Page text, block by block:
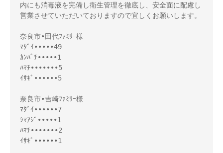
内にも消毒液を完備し衛生管理を徹底し、安全面に配慮し
営業させていただいておりますので宜しくお願いします。
奈良市•田代ﾌｧﾐﾘｰ様
ﾏﾀﾞｲ•••••49
ｶﾝﾊﾟﾁ•••••1
ﾊﾏﾁ•••••••5
ｲｻｷﾞ••••••5
奈良市•吉崎ﾌｧﾐﾘｰ様
ﾏﾀﾞｲ••••••7
ｼﾏｱｼﾞ•••••1
ﾊﾏﾁ•••••••2
ｲｻｷﾞ••••••1